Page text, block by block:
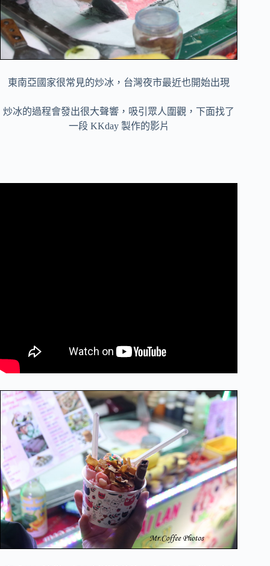
東南亞國家很常見的炒冰，台灣夜市最近也開始出現
炒冰的過程會發出很大聲響，吸引眾人圍觀，下面找了
一段 KKday 製作的影片